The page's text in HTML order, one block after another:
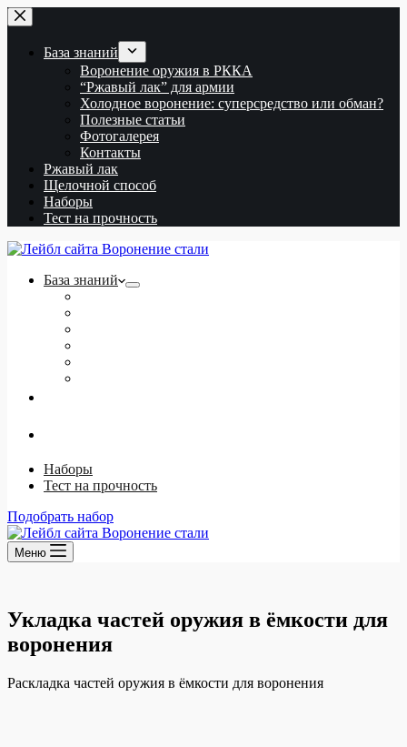
Перейти
к
База знаний
Воронение оружия в РККА
“Ржавый лак” для армии
Холодное воронение: суперсредство или обман?
Полезные статьи
Фотогалерея
Контакты
Ржавый лак
Щелочной способ
Наборы
Тест на прочность
База знаний
Наборы
Тест на прочность
Подобрать набор
Меню
Укладка частей оружия в ёмкости для
воронения
Раскладка частей оружия в ёмкости для воронения